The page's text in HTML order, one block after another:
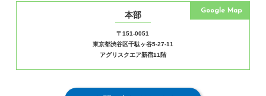
本部
〒151-0051
東京都渋谷区千駄ヶ谷5-27-11
アグリスクエア新宿11階
Google Map